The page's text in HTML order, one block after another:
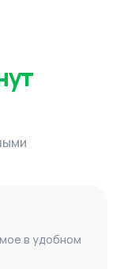
в удобном